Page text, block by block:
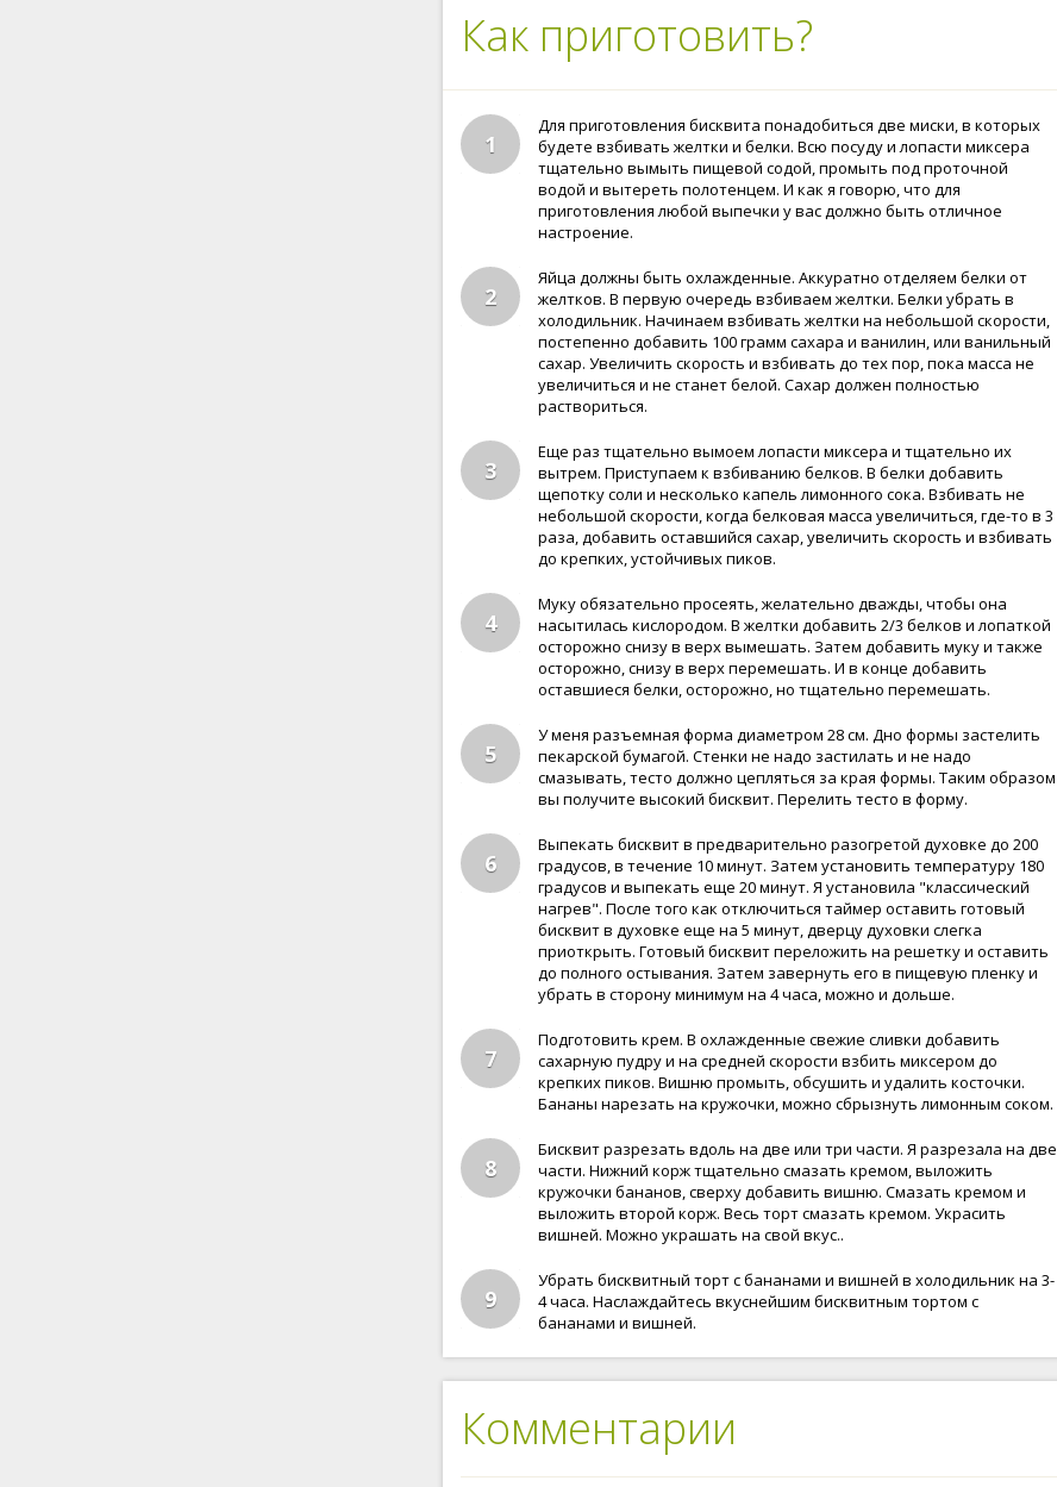
Как приготовить?
1
Для приготовления бисквита понадобиться две миски, в которых
будете взбивать желтки и белки. Всю посуду и лопасти миксера
тщательно вымыть пищевой содой, промыть под проточной
водой и вытереть полотенцем. И как я говорю, что для
приготовления любой выпечки у вас должно быть отличное
настроение.
2
Яйца должны быть охлажденные. Аккуратно отделяем белки от
желтков. В первую очередь взбиваем желтки. Белки убрать в
холодильник. Начинаем взбивать желтки на небольшой скорости,
постепенно добавить 100 грамм сахара и ванилин, или ванильный
сахар. Увеличить скорость и взбивать до тех пор, пока масса не
увеличиться и не станет белой. Сахар должен полностью
раствориться.
3
Еще раз тщательно вымоем лопасти миксера и тщательно их
вытрем. Приступаем к взбиванию белков. В белки добавить
щепотку соли и несколько капель лимонного сока. Взбивать не
небольшой скорости, когда белковая масса увеличиться, где-то в 3
раза, добавить оставшийся сахар, увеличить скорость и взбивать
до крепких, устойчивых пиков.
4
Муку обязательно просеять, желательно дважды, чтобы она
насытилась кислородом. В желтки добавить 2/3 белков и лопаткой
осторожно снизу в верх вымешать. Затем добавить муку и также
осторожно, снизу в верх перемешать. И в конце добавить
оставшиеся белки, осторожно, но тщательно перемешать.
5
У меня разъемная форма диаметром 28 см. Дно формы застелить
пекарской бумагой. Стенки не надо застилать и не надо
смазывать, тесто должно цепляться за края формы. Таким образом
вы получите высокий бисквит. Перелить тесто в форму.
6
Выпекать бисквит в предварительно разогретой духовке до 200
градусов, в течение 10 минут. Затем установить температуру 180
градусов и выпекать еще 20 минут. Я установила "классический
нагрев". После того как отключиться таймер оставить готовый
бисквит в духовке еще на 5 минут, дверцу духовки слегка
приоткрыть. Готовый бисквит переложить на решетку и оставить
до полного остывания. Затем завернуть его в пищевую пленку и
убрать в сторону минимум на 4 часа, можно и дольше.
7
Подготовить крем. В охлажденные свежие сливки добавить
сахарную пудру и на средней скорости взбить миксером до
крепких пиков. Вишню промыть, обсушить и удалить косточки.
Бананы нарезать на кружочки, можно сбрызнуть лимонным соком.
8
Бисквит разрезать вдоль на две или три части. Я разрезала на две
части. Нижний корж тщательно смазать кремом, выложить
кружочки бананов, сверху добавить вишню. Смазать кремом и
выложить второй корж. Весь торт смазать кремом. Украсить
вишней. Можно украшать на свой вкус..
9
Убрать бисквитный торт с бананами и вишней в холодильник на 3-
4 часа. Наслаждайтесь вкуснейшим бисквитным тортом с
бананами и вишней.
Комментарии